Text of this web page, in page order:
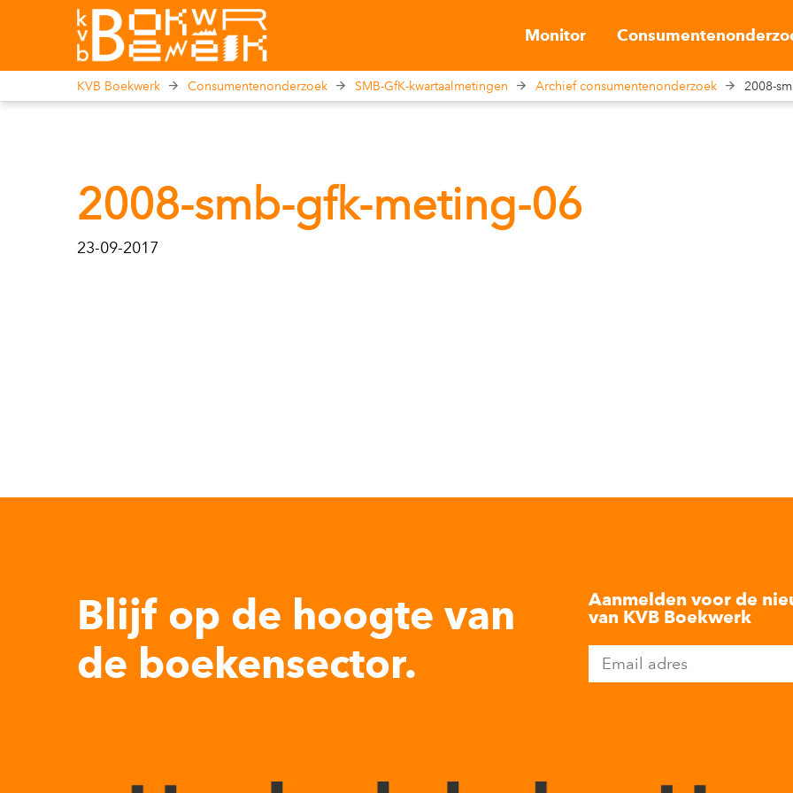
Monitor
KVB Boekwerk Consumentenonderzoek SMB-GfK-kwartaalmetingen Archief consumentenonderzoek 2008-
2008-smb-gfk-meting-06
23-09-2017
Blijf op de hoogte van
de boekensector.
Aanmelden voor de
van KVB Boekwerk